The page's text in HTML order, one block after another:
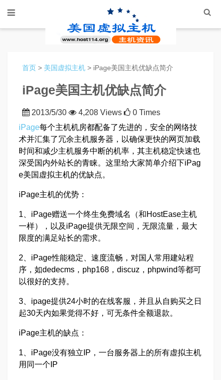
首页 > 美国虚拟主机 > iPage美国主机优缺点简介
iPage美国主机优缺点简介
2013/5/30 4,208 Views
0 Times
iPage每个主机机房都配备了先进的，安全的网络技
术并汇集了冗余主机服务器，以确保更快的网页加载
时间和减少主机服务中断的机率，其主机稳定快速也
深受国内外站长的青睐。这里给大家简单介绍下iPag
e美国虚拟主机的优缺点。
iPage主机的优势：
1、iPage赠送一个终生免费域名（和HostEase主机
一样），以及iPage提供无限空间，无限流量，最大
限度的满足站长的需求。
2、iPage性能稳定、速度流畅，对国人常用建站程
序，如dedecms，php168，discuz，phpwind等都可
以很好的支持。
3、ipage提供24小时的在线客服，并且从自购买之日
起30天内如果觉得不好，可无条件全额退款。
iPage主机的缺点：
1、iPage没有独立IP，一台服务器上的所有虚拟主机
用同一个IP